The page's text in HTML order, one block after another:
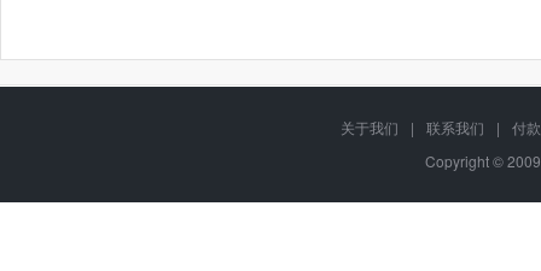
关于我们 | 联系我们 |
付
Copyright ©